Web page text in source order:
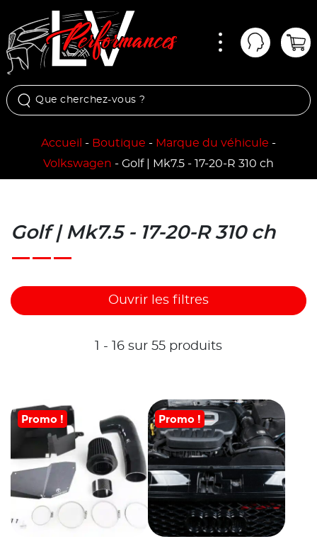
Mon
Accueil - Boutique - Marque du véhicule -
Volkswagen - Golf | Mk7.5 - 17-20-R 310 ch
Golf | Mk7.5 - 17-20-R 310 ch
Ouvrir les filtres
1 - 16 sur 55 produits
Promo ! Promo !